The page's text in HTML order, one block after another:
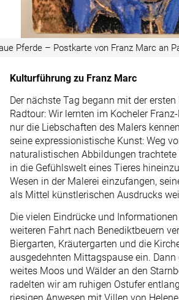
Pferde – Postkarte von Franz Marc an
Kulturführung zu Franz Marc
Der nächste Tag begann mit der
Radtour: Wir lernten im Kocheler
nur die Liebschaften des Malers
seine expressionistische Kunst: Weg
naturalistischen Abbildungen
in die Gefühlswelt eines Tieres
Wesen in der Malerei einzufangen,
als Mittel künstlerischen Ausdrucks
Die vielen Eindrücke und
weiteren Fahrt nach Benediktbeuern
Biergarten, Kräutergarten und die
ausgedehnten Mittagspause ein.
weites Moos und Wälder an den
radelten wir am ruhigen Ostufer